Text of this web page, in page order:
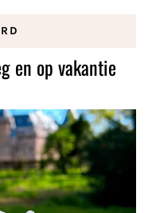
en op vakantie